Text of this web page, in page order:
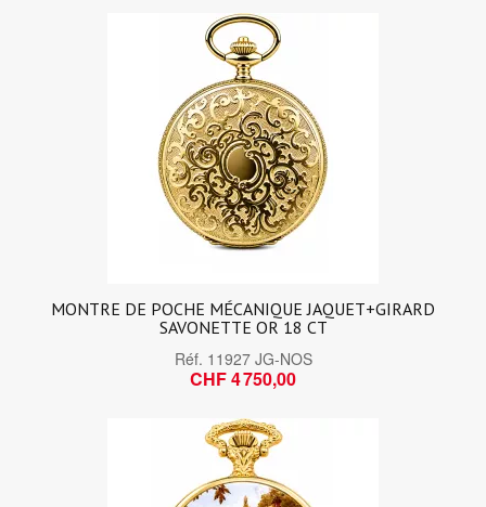
MONTRE DE POCHE MÉCANIQUE JAQUET+GIRARD
SAVONETTE OR 18 CT
Réf. 11927 JG-NOS
CHF 4 750,00